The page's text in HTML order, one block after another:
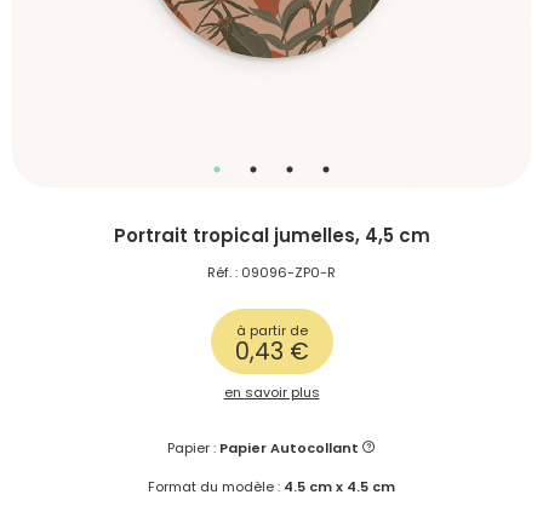
Portrait tropical jumelles, 4,5 cm
Réf. : 09096-ZP0-R
à partir de
0,43 €
en savoir plus
Papier : Papier Autocollant
Format du modèle : 4.5 cm x 4.5 cm